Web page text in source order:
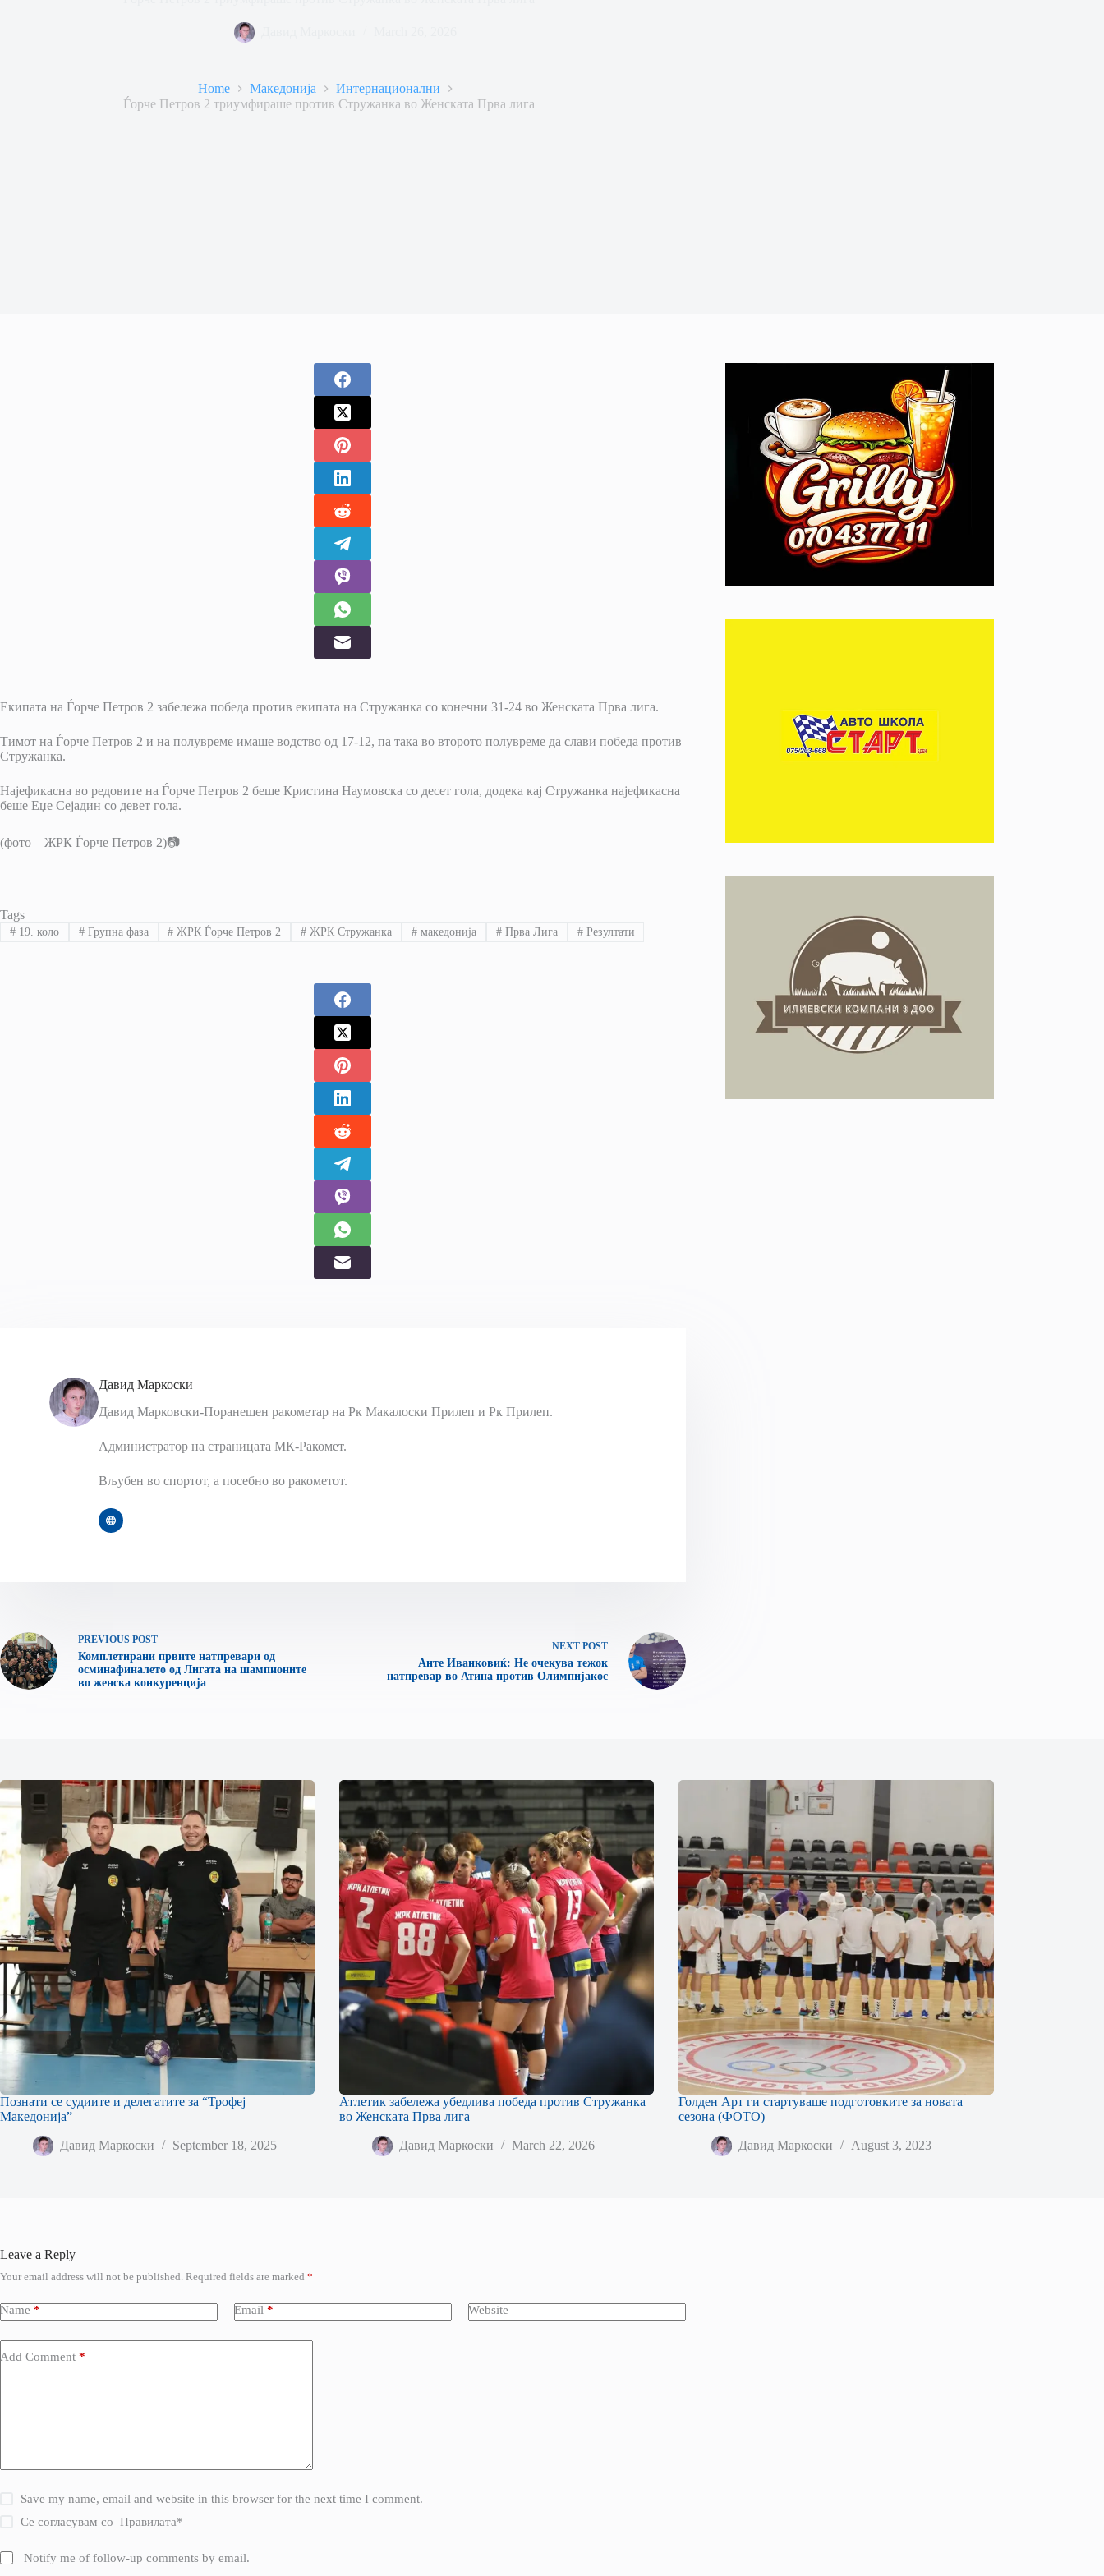
Home Македонија
Интернационални
Ѓорче Петров 2 триумфираше против Стружанка во Женската Прва лига
Екипата на Ѓорче Петров 2 забележа победа против екипата на Стружанка со конечни 31-24 во Женската Прва лига.
Тимот на Ѓорче Петров 2 и на полувреме имаше водство од 17-12, па така во второто полувреме да слави победа против
Стружанка.
Најефикасна во редовите на Ѓорче Петров 2 беше Кристина Наумовска со десет гола, додека кај Стружанка најефикасна
беше Еџе Сејадин со девет гола.
(фото – ЖРК Ѓорче Петров 2)📷
Tags
#19. коло #Групна фаза # ЖРК Ѓорче Петров 2 # ЖРК Стружанка # македонија #Прва Лига #Резултати
Давид Маркоски
Давид Марковски-Поранешен ракометар на Рк Макалоски Прилеп и Рк Прилеп.
Администратор на страницата МК-Ракомет.
Вљубен во спортот, а посебно во ракометот.
PREVIOUS POST
Комплетирани првите натпревари од
осминафиналето од Лигата на шампионите
во женска конкуренција
NEXT POST
Анте Иванковиќ: Не очекува тежок
натпревар во Атина против Олимпијакос
Познати се судиите и делегатите за “Трофеј
Македонија”
Давид Маркоски September 18, 2025
Атлетик забележа убедлива победа против Стружанка
во Женската Прва лига
Давид Маркоски March 22, 2026
Голден Арт ги стартуваше подготовките за новата
сезона (ФОТО)
Давид Маркоски August 3, 2023
Leave a Reply
Your email address will not be published. Required fields are marked *
Name * Email * Website
Add Comment *
Save my name, email and website in this browser for the next time I comment.
Се согласувам соПравилата*
Notify me of follow-up comments by email.